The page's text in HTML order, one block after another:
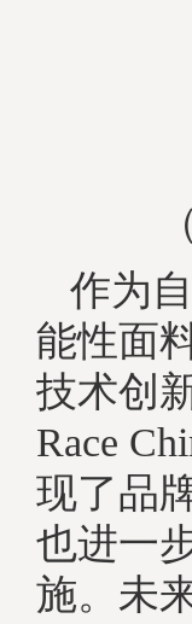
作为
能性面
技术创
Race
现了品
也进一
施。未